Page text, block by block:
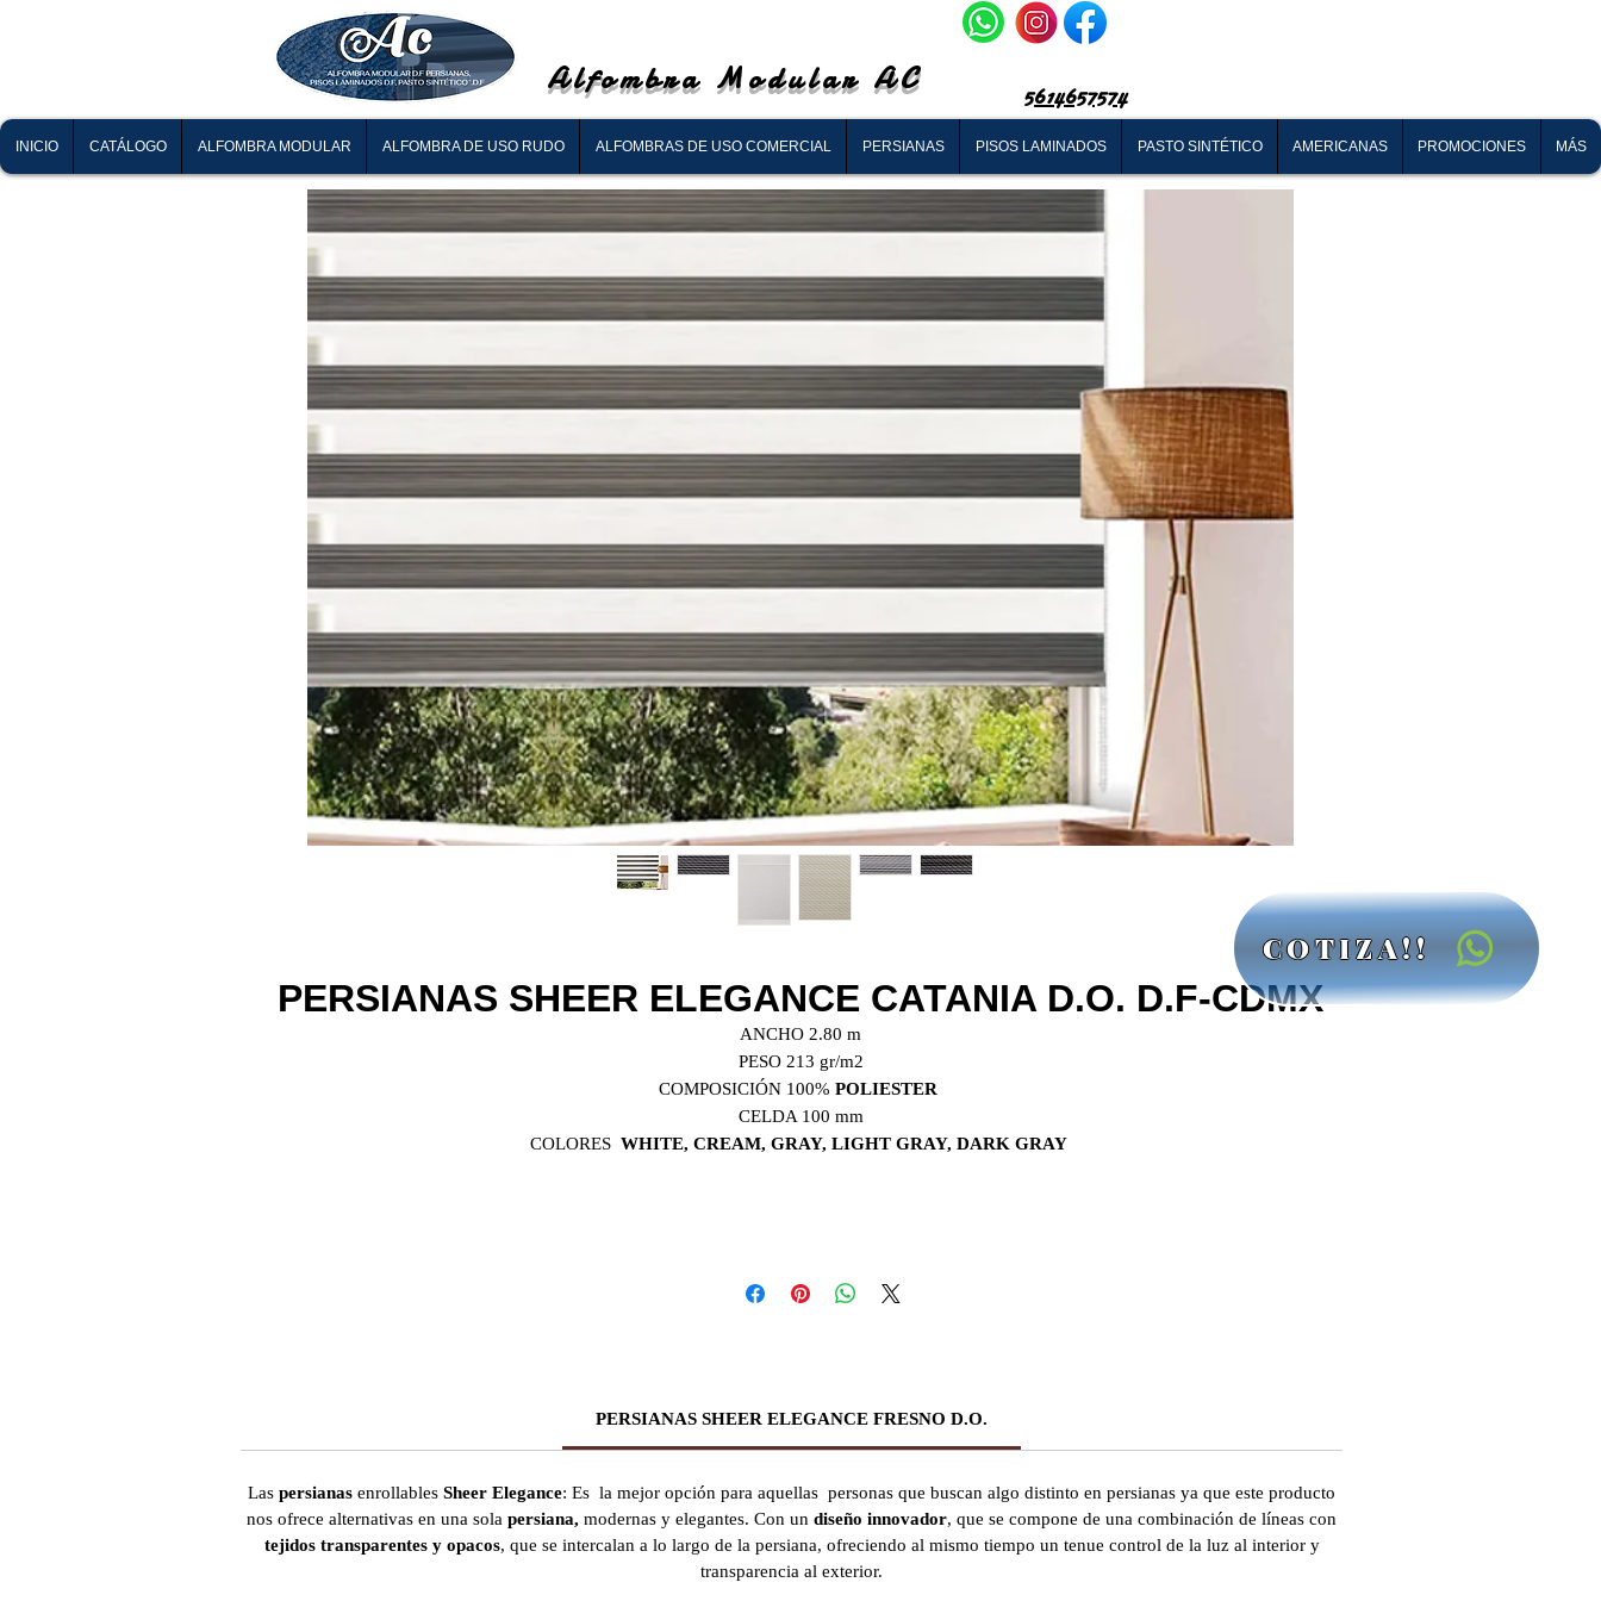
Alfombra Modular AC 5614657574
INICIO CATÁLOGO ALFOMBRA MODULAR ALFOMBRA DE USO RUDO ALFOMBRAS DE USO COMERCIAL PERSIANAS PISOS LAMINADOS PASTO SINTÉTICO AMERICANAS PROMOCIONES MÁS
COTIZA!!
PERSIANAS SHEER ELEGANCE CATANIA D.O. D.F-CDMX
ANCHO 2.80 m
PESO 213 gr/m2
COMPOSICIÓN 100% POLIESTER
CELDA 100 mm
COLORES WHITE, CREAM, GRAY, LIGHT GRAY, DARK GRAY
PERSIANAS SHEER ELEGANCE FRESNO D.O.
Las persianas enrollables Sheer Elegance: Es la mejor opción para aquellas personas que buscan algo distinto en persianas ya que este producto
nos ofrece alternativas en una sola persiana, modernas y elegantes. Con un diseño innovador, que se compone de una combinación de líneas con
tejidos transparentes y opacos, que se intercalan a lo largo de la persiana, ofreciendo al mismo tiempo un tenue control de la luz al interior y
transparencia al exterior.